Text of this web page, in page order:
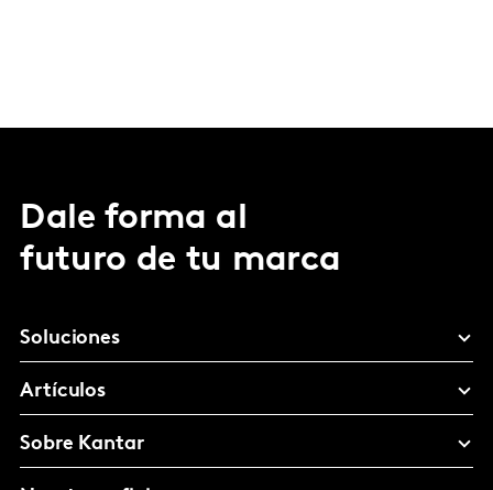
Dale forma al
futuro de tu marca
Soluciones
Artículos
Sobre Kantar